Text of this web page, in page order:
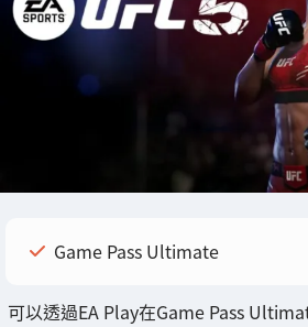
Game Pass Ultimate
可以透過EA Play在Game Pass